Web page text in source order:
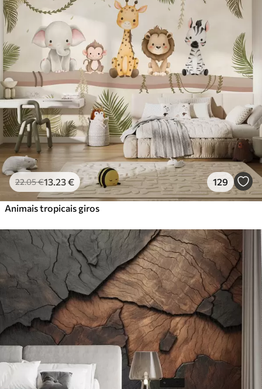
Standard
27.00 €/m²
Premium
56.6734.00€/m²
Vinil Premium
65.0039.00€/m²
Peel and Stick
81.6749.00€/m²
22.05€13 .23€ 129
Animais tropicais giros